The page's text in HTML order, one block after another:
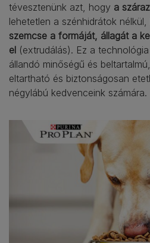
tévesztenünk azt, hogy a
lehetetlen a szénhidrátok
szemcse a formáját, állagát a
el (extrudálás). Ez a
állandó minőségű és
eltartható és biztonságosan
négylábú kedvenceink számára.